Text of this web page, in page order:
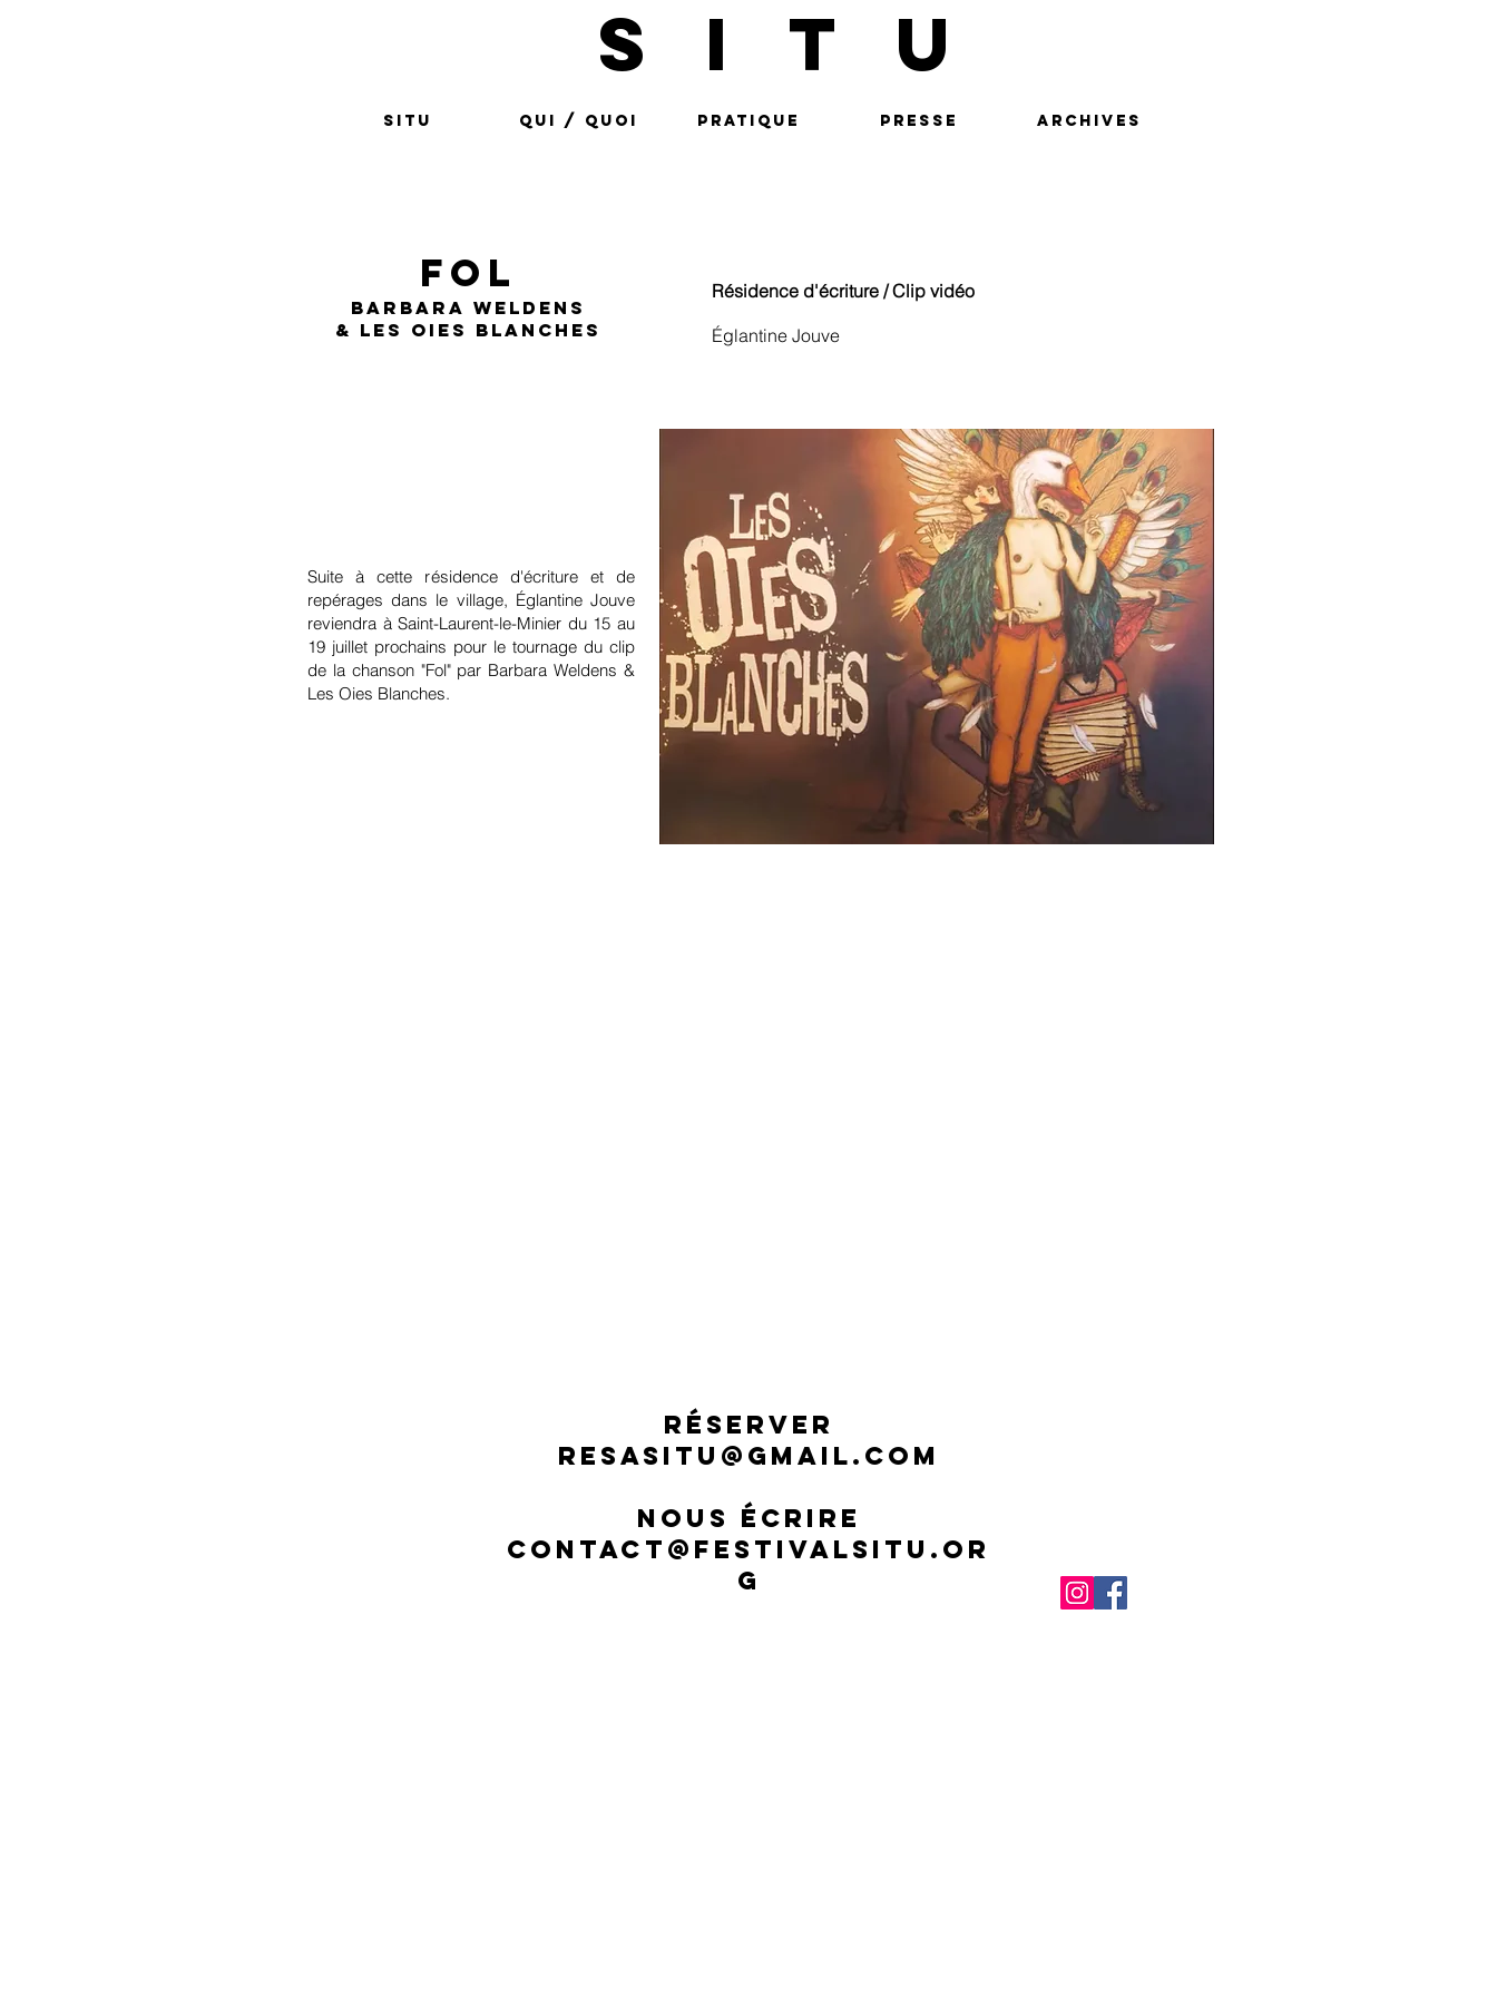
SITU
SITU QUI / QUOI PRATIQUE PRESSE ARCHIVES
fol
barbara weldens
& les oies blanches
Résidence d'écriture / Clip vidéo
Églantine Jouve
Suite à cette résidence d'écriture et de
repérages dans le village, Églantine Jouve
reviendra à Saint-Laurent-le-Minier du 15 au
19 juillet prochains pour le tournage du clip
de la chanson "Fol" par Barbara Weldens &
Les Oies Blanches.
RÉSERVER
RESASITU@GMAIL.COM
NOUS ÉCRIRE
CONTACT @FESTIVALSITU.OR
G